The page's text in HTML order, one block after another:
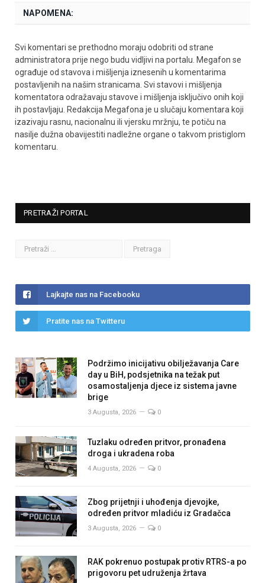
NAPOMENA:
Svi komentari se prethodno moraju odobriti od strane
administratora prije nego budu vidljivi na portalu. Megafon se
ograđuje od stavova i mišljenja iznesenih u komentarima
postavljenih na našim stranicama. Svi stavovi i mišljenja
komentatora odražavaju stavove i mišljenja isključivo onih koji
ih postavljaju. Redakcija Megafona je u slučaju komentara koji
izazivaju rasnu, nacionalnu ili vjersku mržnju, te potiču na
nasilje dužna obavijestiti nadležne organe o takvom pristiglom
komentaru.
PRETRAŽI PORTAL
Lajkajte nas na Facebooku
Pratite nas na Twitteru
Podržimo inicijativu obilježavanja Care
day u BiH, podsjetnika na težak put
osamostaljenja djece iz sistema javne
brige
3 Augusta, 2026 0
Tuzlaku određen pritvor, pronađena
droga i ukradena roba
4 Augusta, 2026 0
Zbog prijetnji i uhođenja djevojke,
određen pritvor mladiću iz Gradačca
3 Augusta, 2026 0
RAK pokrenuo postupak protiv RTRS-a po
prigovoru pet udruženja žrtava